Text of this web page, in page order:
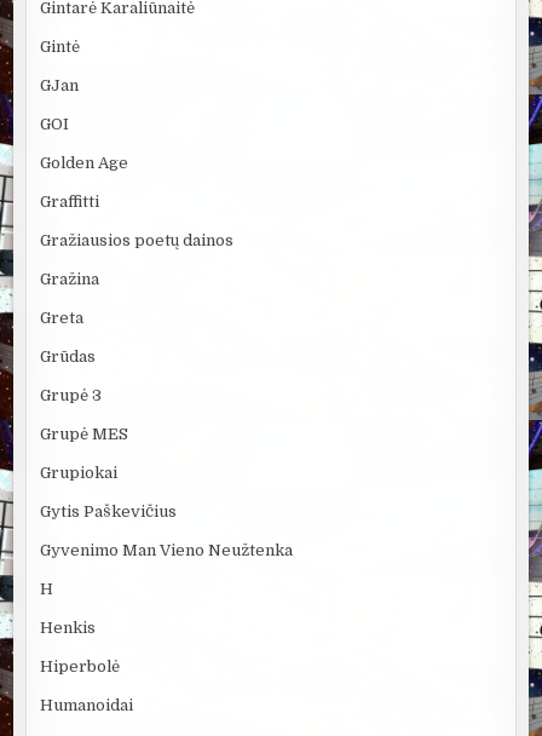
Gintarė Karaliūnaitė
Gintė
GJan
GOI
Golden Age
Graffitti
Gražiausios poetų dainos
Gražina
Greta
Grūdas
Grupė 3
Grupė MES
Grupiokai
Gytis Paškevičius
Gyvenimo Man Vieno Neužtenka
H
Henkis
Hiperbolė
Humanoidai